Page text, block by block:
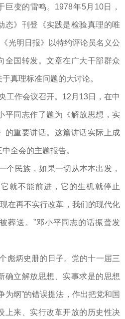
巨变的雷鸣。1978年5月10日，
态》刊登《实践是检验真理的唯
光明日报》以特约评论员名义公
全国转发。文章在广大干部群众
真理标准问题的大讨论。
工作会议召开。12月13日，在中
平同志作了题为《解放思想，实
的重要讲话。这篇讲话实际上成
全会的主题报告。
个民族，如果一切从本本出发，
就不能前进，它的生机就停止
在再不实行改革，我们的现代化
葬送。”邓小平同志的话振聋发
彪炳史册的日子。党的十一届三
确立解放思想、实事求是的思想
为纲”的错误提法，作出把党和国
上来、实行改革开放的历史性决